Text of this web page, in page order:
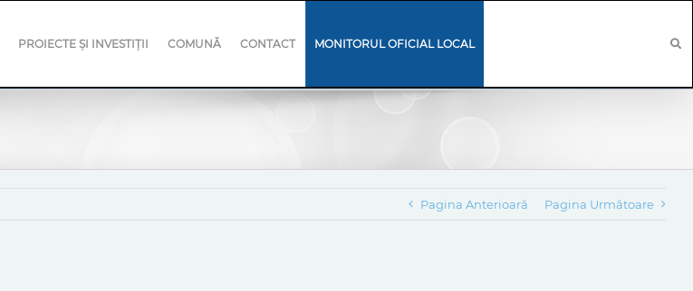
PROIECTE ȘI INVESTIȚII COMUNĂ CONTACT MONITORUL OFICIAL LOCAL
Pagina Anterioară Pagina Următoare